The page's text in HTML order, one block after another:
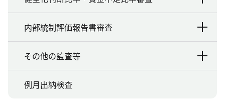
内部統制評価報告書審査
その他の監査等
例月出納検査